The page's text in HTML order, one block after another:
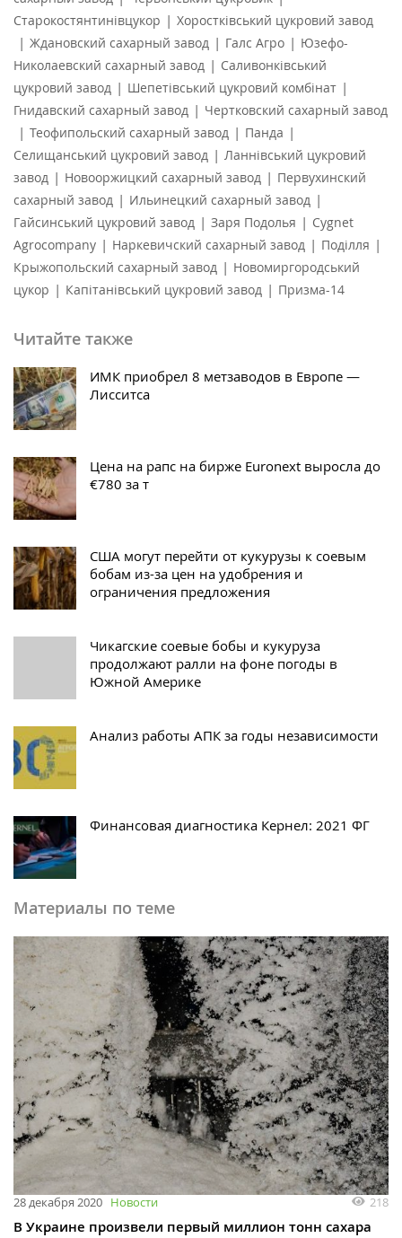
Старокостянтинівцукор | Хоростківський цукровий завод
| Ждановский сахарный завод | Галс Агро | Юзефо-
Николаевский сахарный завод | Саливонківський
цукровий завод | Шепетівський цукровий комбінат |
Гнидавский сахарный завод | Чертковский сахарный завод
| Теофипольский сахарный завод | Панда |
Селищанський цукровий завод | Ланнівський цукровий
завод | Новооржицкий сахарный завод | Первухинский
сахарный завод | Ильинецкий сахарный завод |
Гайсинський цукровий завод | Заря Подолья | Cygnet
Agrocompany | Наркевичский сахарный завод | Поділля |
Крыжопольский сахарный завод | Новомиргородський
цукор | Капітанівський цукровий завод | Призма-14
Читайте также
ИМК приобрел 8 метзаводов в Европе —
Лисситса
Цена на рапс на бирже Euronext выросла до
€780 за т
США могут перейти от кукурузы к соевым
бобам из-за цен на удобрения и
ограничения предложения
Чикагские соевые бобы и кукуруза
продолжают ралли на фоне погоды в
Южной Америке
Анализ работы АПК за годы независимости
Финансовая диагностика Кернел: 2021 ФГ
Материалы по теме
28 декабря 2020 Новости 218
В Украине произвели первый миллион тонн сахара